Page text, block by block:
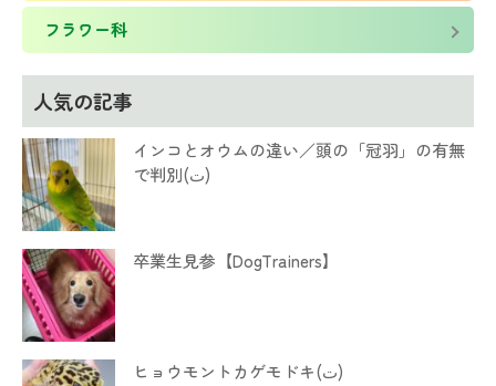
フラワー科
人気の記事
インコとオウムの違い／頭の「冠羽」の有無
で判別(ت)
卒業生見参【DogTrainers】
ヒョウモントカゲモドキ(ت)